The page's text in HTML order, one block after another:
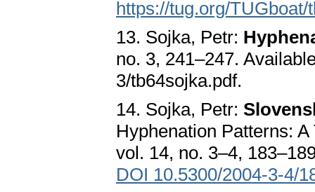
https://tug.org/
13. Sojka, Petr:
no. 3, 241–247.
3/tb64sojka.pdf.
14. Sojka, Petr:
Hyphenation Patterns:
vol. 14, no. 3–4,
DOI 10.5300/2004-3-4/